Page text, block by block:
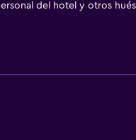
del hotel y otros